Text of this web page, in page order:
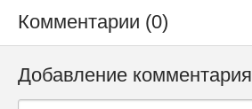
Комментарии (0)
Добавление комментария